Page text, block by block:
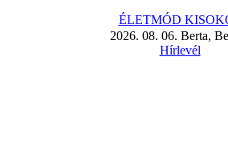
ÉLETMÓD
2026. 08. 06. Berta,
Hírlevél